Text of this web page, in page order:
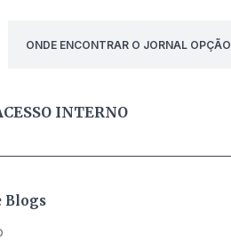
ONDE ENCONTRAR O JORNAL OPÇÃO
INTERNO
Blogs